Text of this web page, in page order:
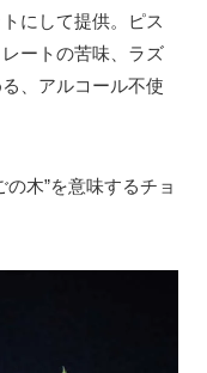
にして提供。ピス
ートの苦味、ラズ
、アルコール不使
木”を意味するチョ